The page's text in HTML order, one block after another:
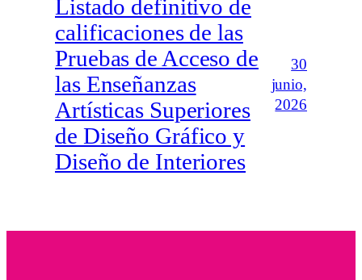
Listado definitivo de
calificaciones de las
Pruebas de Acceso de
las Enseñanzas
Artísticas Superiores
de Diseño Gráfico y
Diseño de Interiores
30
junio,
2026